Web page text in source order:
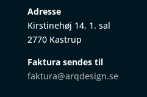
Adresse
Kirstinehøj 14, 1. sal
2770 Kastrup
Faktura sendes til
faktura@arqdesign.se